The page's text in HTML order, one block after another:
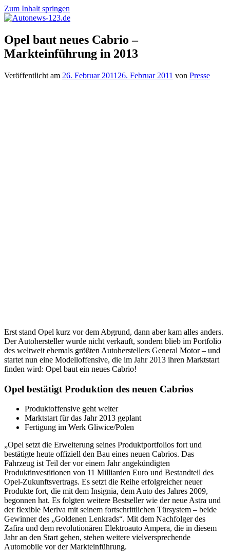
Zum Inhalt springen
Autonews-
123.de
Autonews
mit
Charme
Opel baut neues Cabrio –
Markteinführung in 2013
Veröffentlicht am 26. Februar 2011 26. Februar 2011 von Presse
Erst stand Opel kurz vor dem Abgrund, dann aber kam alles anders.
Der Autohersteller wurde nicht verkauft, sondern blieb im Portfolio
des weltweit ehemals größten Autoherstellers General Motor – und
startet nun eine Modelloffensive, die im Jahr 2013 ihren Marktstart
finden wird: Opel baut ein neues Cabrio!
Opel bestätigt Produktion des neuen Cabrios
Produktoffensive geht weiter
Marktstart für das Jahr 2013 geplant
Fertigung im Werk Gliwice/Polen
„Opel setzt die Erweiterung seines Produktportfolios fort und
bestätigte heute offiziell den Bau eines neuen Cabrios. Das
Fahrzeug ist Teil der vor einem Jahr angekündigten
Produktinvestitionen von 11 Milliarden Euro und Bestandteil des
Opel-Zukunftsvertrags. Es setzt die Reihe erfolgreicher neuer
Produkte fort, die mit dem Insignia, dem Auto des Jahres 2009,
begonnen hat. Es folgten weitere Bestseller wie der neue Astra und
der flexible Meriva mit seinem fortschrittlichen Türsystem – beide
Gewinner des „Goldenen Lenkrads“. Mit dem Nachfolger des
Zafira und dem revolutionären Elektroauto Ampera, die in diesem
Jahr an den Start gehen, stehen weitere vielversprechende
Automobile vor der Markteinführung.